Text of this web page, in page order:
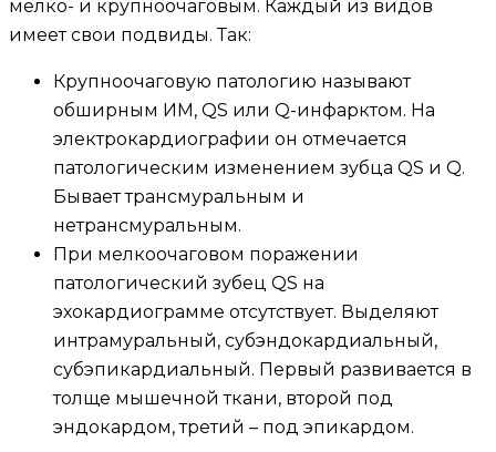
мелко- и крупноочаговым. Каждый из видов
имеет свои подвиды. Так:
Крупноочаговую патологию называют
обширным ИМ, QS или Q-инфарктом. На
электрокардиографии он отмечается
патологическим изменением зубца QS и Q.
Бывает трансмуральным и
нетрансмуральным.
При мелкоочаговом поражении
патологический зубец QS на
эхокардиограмме отсутствует. Выделяют
интрамуральный, субэндокардиальный,
субэпикардиальный. Первый развивается в
толще мышечной ткани, второй под
эндокардом, третий – под эпикардом.